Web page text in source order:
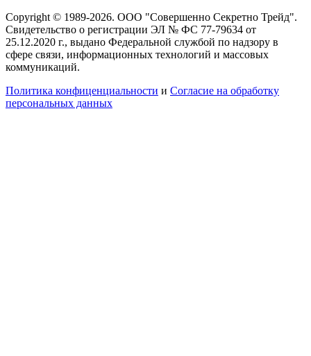
Copyright © 1989-2026. ООО "Совершенно Секретно Трейд".
Свидетельство о регистрации ЭЛ № ФС 77-79634 от
25.12.2020 г., выдано Федеральной службой по надзору в
сфере связи, информационных технологий и массовых
коммуникаций.
Политика конфиценциальности и Согласие на обработку
персональных данных